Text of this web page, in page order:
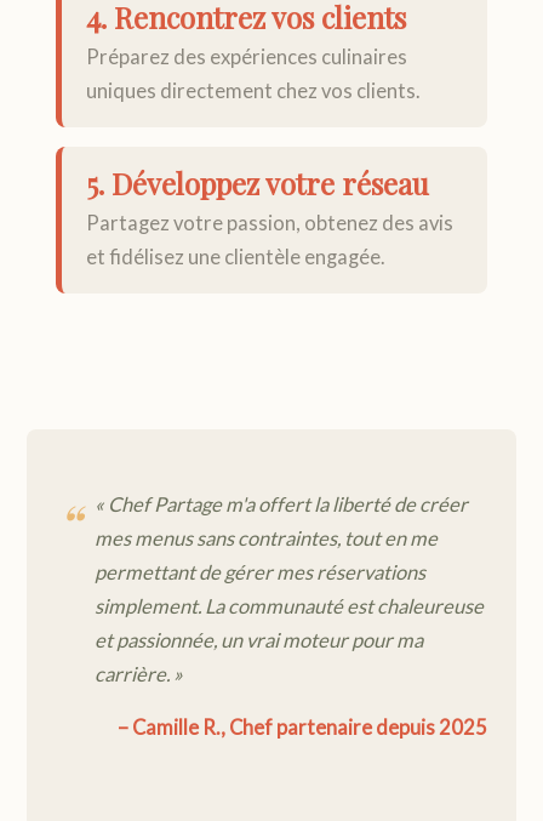
4. Rencontrez vos clients
Préparez des expériences culinaires
uniques directement chez vos clients.
5. Développez votre réseau
Partagez votre passion, obtenez des avis
et fidélisez une clientèle engagée.
« Chef Partage m'a offert la liberté de créer
mes menus sans contraintes, tout en me
permettant de gérer mes réservations
simplement. La communauté est chaleureuse
et passionnée, un vrai moteur pour ma
carrière. »
– Camille R., Chef partenaire depuis 2025